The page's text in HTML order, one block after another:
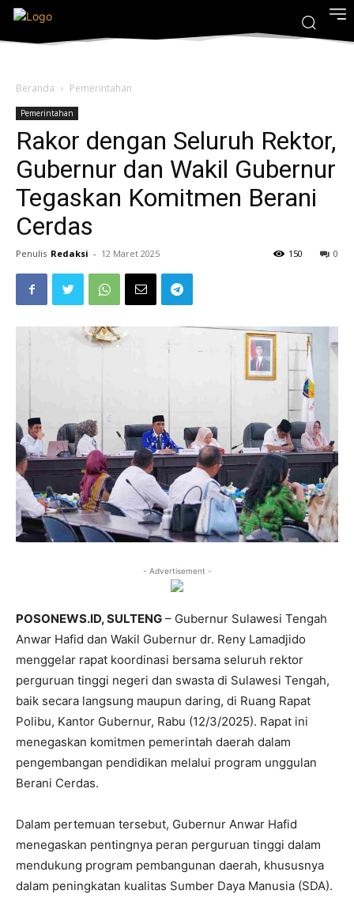
Beranda Pemerintahan
Pemerintahan
Rakor dengan Seluruh Rektor,
Gubernur dan Wakil Gubernur
Tegaskan Komitmen Berani
Cerdas
Penulis Redaksi - 12 Maret 2025 0
150
- Advertisement -
POSONEWS.ID, SULTENG – Gubernur Sulawesi Tengah
Anwar Hafid dan Wakil Gubernur dr. Reny Lamadjido
menggelar rapat koordinasi bersama seluruh rektor
perguruan tinggi negeri dan swasta di Sulawesi Tengah,
baik secara langsung maupun daring, di Ruang Rapat
Polibu, Kantor Gubernur, Rabu (12/3/2025). Rapat ini
menegaskan komitmen pemerintah daerah dalam
pengembangan pendidikan melalui program unggulan
Berani Cerdas.
Dalam pertemuan tersebut, Gubernur Anwar Hafid
menegaskan pentingnya peran perguruan tinggi dalam
mendukung program pembangunan daerah, khususnya
dalam peningkatan kualitas Sumber Daya Manusia (SDA).